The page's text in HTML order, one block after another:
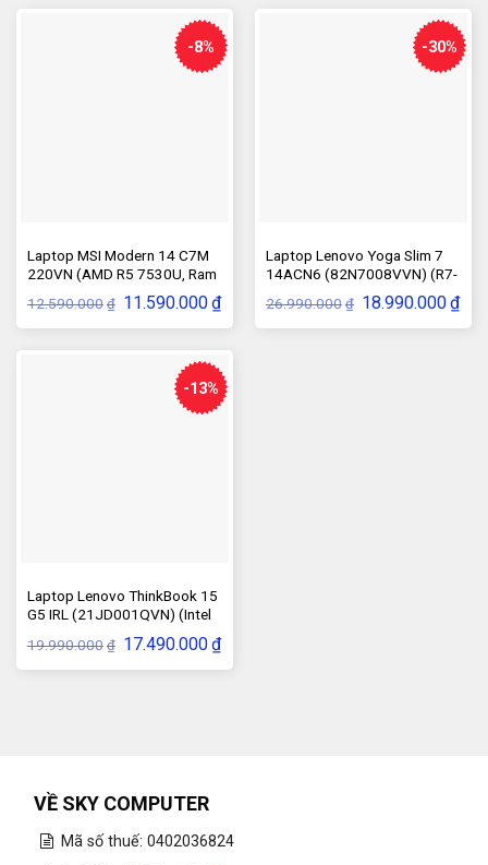
-8%
Laptop MSI Modern 14 C7M
220VN (AMD R5 7530U, Ram
8GB, SSD 512GB, Màn Hình
14.0inch FHD IPS, Windows
11, Đen)
12.590.000 ₫ Giá
gốc
là:
11.590.000₫Giá
hiện
tại
-30%
Laptop Lenovo Yoga Slim 7
14ACN6 (82N7008VVN) (R7-
5800U, 8GB, SSD 512GB)
26.990.000 ₫ Giá
gốc
là:
18.990.000₫Giá
hiện
tại
-13%
Laptop Lenovo ThinkBook 15
G5 IRL (21JD001QVN) (Intel
512GB)
19.990.000 ₫ Giá
gốc
là:
17.490.000₫Giá
hiện
tại
VỀ SKY COMPUTER
Mã số thuế: 0402036824